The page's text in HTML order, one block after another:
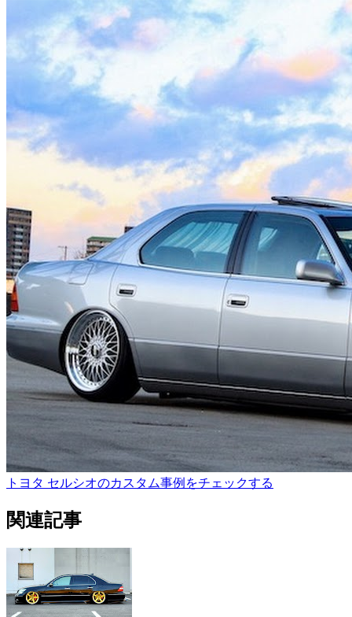
トヨタ セルシオのカスタム事例をチェックする
関連記事